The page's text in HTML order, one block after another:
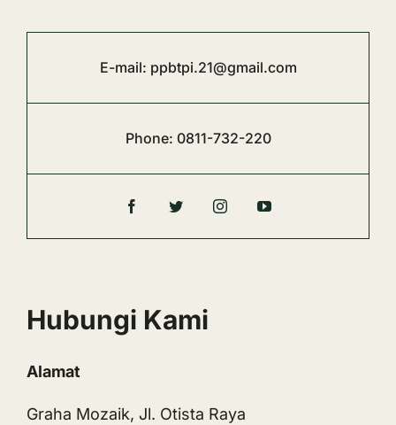
E-mail: ppbtpi.21@gmail.com
Phone: 0811-732-220
Hubungi Kami
Alamat
Graha Mozaik, Jl. Otista Raya